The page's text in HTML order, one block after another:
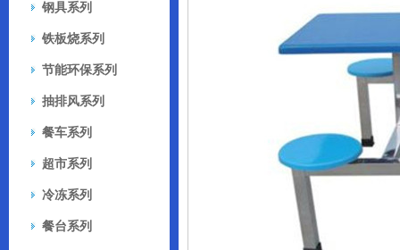
钢具系列
铁板烧系列
节能环保系列
抽排风系列
餐车系列
超市系列
冷冻系列
餐台系列